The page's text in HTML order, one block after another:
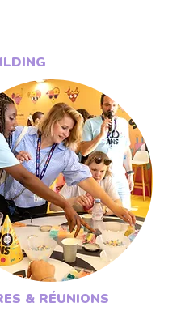
& RÉUNIONS